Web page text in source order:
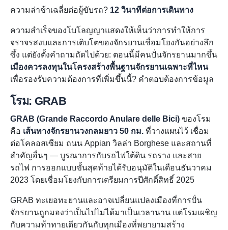
ความล่าช้าเฉลี่ยต่อผู้ขับรถ? 12 วินาทีต่อการเดินทาง
ความสำเร็จของโบโลญญาแสดงให้เห็นว่าการทำให้การ
จราจรสงบและการเติบโตของจักรยานเชื่อมโยงกันอย่างลึก
ซึ้ง แต่ยังตั้งคำถามถัดไปด้วย: ตอนนี้มีคนปั่นจักรยานมากขึ้น
เมืองควรลงทุนในโครงสร้างพื้นฐานจักรยานเฉพาะที่ไหน
เพื่อรองรับความต้องการที่เพิ่มขึ้นนี้? คำตอบต้องการข้อมูล
โรม: GRAB
GRAB (Grande Raccordo Anulare delle Bici) ของโรม
คือ เส้นทางจักรยานวงกลมยาว 50 กม. ที่วางแผนไว้ เชื่อม
ต่อโคลอสเซียม ถนน Appian วิลล่า Borghese และสถานที่
สำคัญอื่นๆ — บูรณาการกับรถไฟใต้ดิน รถราง และสาย
รถไฟ การออกแบบขั้นสุดท้ายได้รับอนุมัติในเดือนธันวาคม
2023 โดยเชื่อมโยงกับการเตรียมการปีศักดิ์สิทธิ์ 2025
GRAB ทะเยอทะยานและอาจเปลี่ยนแปลงเมืองที่การปั่น
จักรยานถูกมองว่าเป็นไปไม่ได้มาเป็นเวลานาน แต่โรมเผชิญ
กับความท้าทายเดียวกันกับทุกเมืองที่พยายามสร้าง